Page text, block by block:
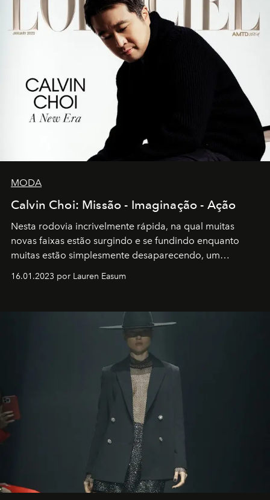
MODA
Calvin Choi: Missão - Imaginação - Ação
Nesta rodovia incrivelmente rápida, na qual muitas
novas faixas estão surgindo e se fundindo enquanto
muitas estão simplesmente desaparecendo, um
transportador AMTD abrindo caminho para muitos
por propósitos, com um claro senso de missão na vida e
16.01.2023 por Lauren Easum